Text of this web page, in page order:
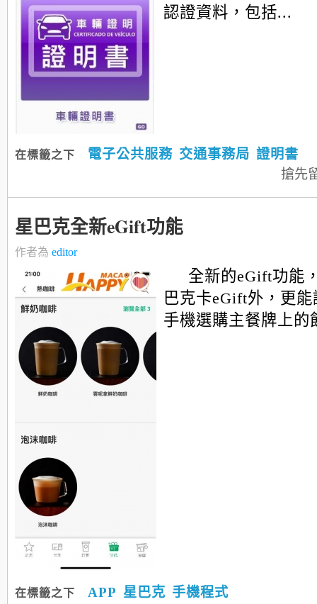
認證資料，包括...
在標籤之下 電子公共服務 交通事務局 證明書
搶先
星巴克全新eGift功能
作者為 editor
全新的eGift功能
巴克卡eGift外，更
手機選購主餐牌上的
在標籤之下 APP 星巴克 手機程式